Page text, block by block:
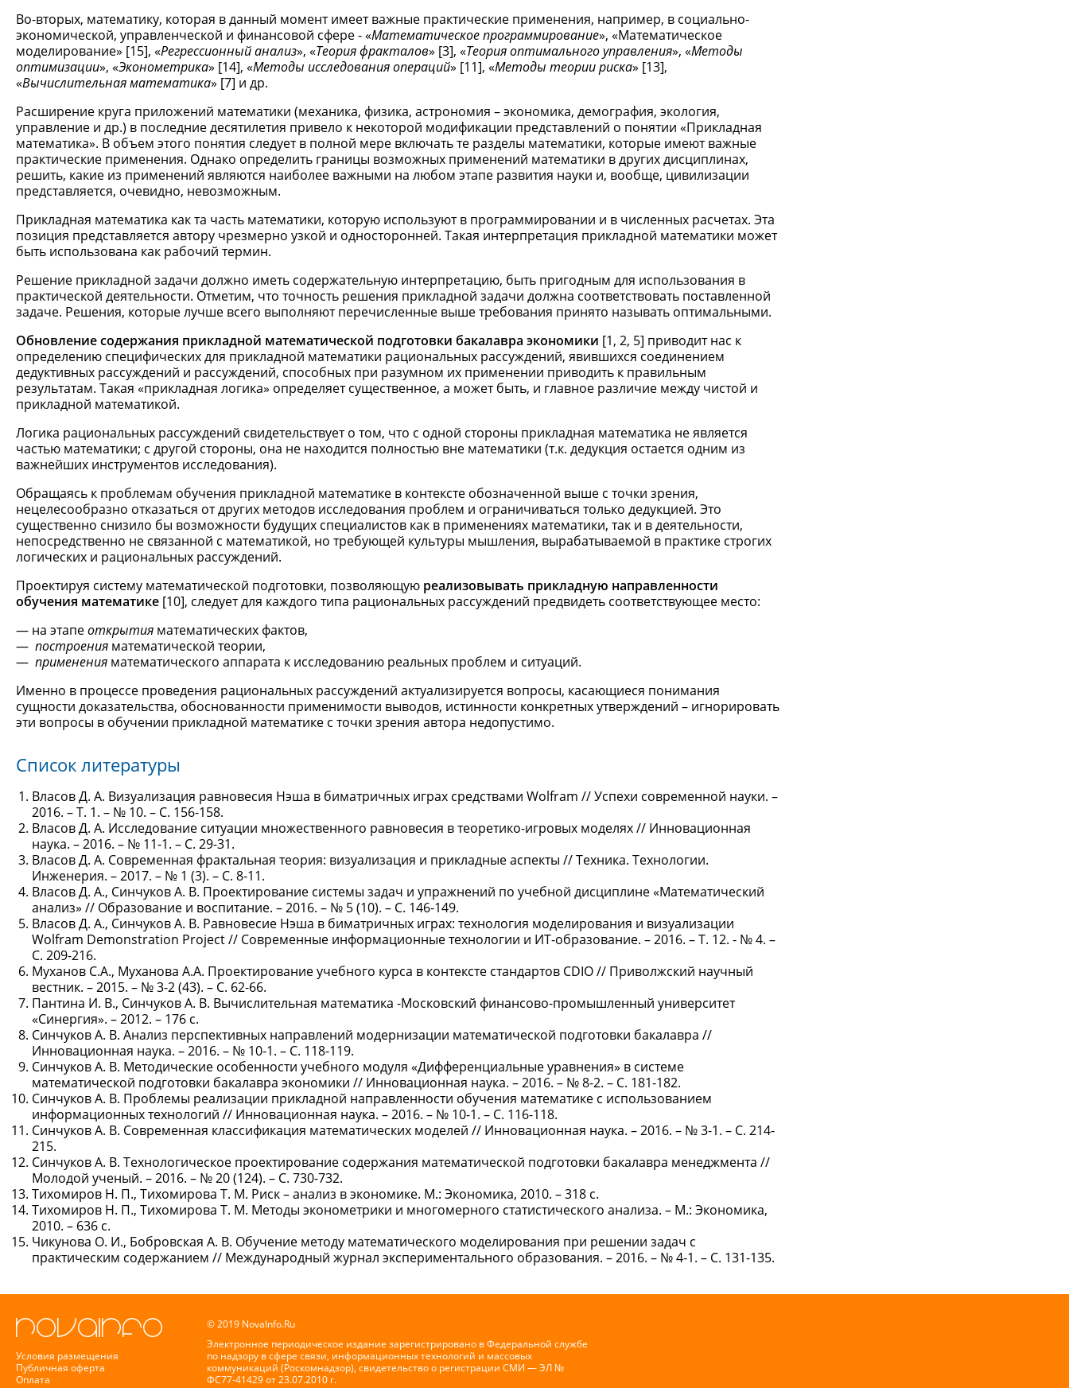
Во-вторых, математику, которая в данный момент имеет важные практические применения, например, в социально-
экономической, управленческой и финансовой сфере - «Математическое программирование», «Математическое
моделирование» [15], «Регрессионный анализ», «Теория фракталов» [3], «Теория оптимального управления», «Методы
оптимизации», «Эконометрика» [14], «Методы исследования операций» [11], «Методы теории риска» [13],
«Вычислительная математика» [7] и др.
Расширение круга приложений математики (механика, физика, астрономия – экономика, демография, экология,
управление и др.) в последние десятилетия привело к некоторой модификации представлений о понятии «Прикладная
математика». В объем этого понятия следует в полной мере включать те разделы математики, которые имеют важные
практические применения. Однако определить границы возможных применений математики в других дисциплинах,
решить, какие из применений являются наиболее важными на любом этапе развития науки и, вообще, цивилизации
представляется, очевидно, невозможным.
Прикладная математика как та часть математики, которую используют в программировании и в численных расчетах. Эта
позиция представляется автору чрезмерно узкой и односторонней. Такая интерпретация прикладной математики может
быть использована как рабочий термин.
Решение прикладной задачи должно иметь содержательную интерпретацию, быть пригодным для использования в
практической деятельности. Отметим, что точность решения прикладной задачи должна соответствовать поставленной
задаче. Решения, которые лучше всего выполняют перечисленные выше требования принято называть оптимальными.
Обновление содержания прикладной математической подготовки бакалавра экономики [1, 2, 5] приводит нас к
определению специфических для прикладной математики рациональных рассуждений, явившихся соединением
дедуктивных рассуждений и рассуждений, способных при разумном их применении приводить к правильным
результатам. Такая «прикладная логика» определяет существенное, а может быть, и главное различие между чистой и
прикладной математикой.
Логика рациональных рассуждений свидетельствует о том, что с одной стороны прикладная математика не является
частью математики; с другой стороны, она не находится полностью вне математики (т.к. дедукция остается одним из
важнейших инструментов исследования).
Обращаясь к проблемам обучения прикладной математике в контексте обозначенной выше с точки зрения,
нецелесообразно отказаться от других методов исследования проблем и ограничиваться только дедукцией. Это
существенно снизило бы возможности будущих специалистов как в применениях математики, так и в деятельности,
непосредственно не связанной с математикой, но требующей культуры мышления, вырабатываемой в практике строгих
логических и рациональных рассуждений.
Проектируя систему математической подготовки, позволяющую реализовывать прикладную направленности
обучения математике [10], следует для каждого типа рациональных рассуждений предвидеть соответствующее место:
на этапеоткрытия математических фактов,
построения математической теории,
применения математического аппарата к исследованию реальных проблем и ситуаций.
Именно в процессе проведения рациональных рассуждений актуализируется вопросы, касающиеся понимания
сущности доказательства, обоснованности применимости выводов, истинности конкретных утверждений – игнорировать
эти вопросы в обучении прикладной математике с точки зрения автора недопустимо.
Список литературы
Власов Д. А. Визуализация равновесия Нэша в биматричных играх средствами Wolfram // Успехи современной науки. –
2016. – Т. 1. – № 10. – С. 156-158.
Власов Д. А. Исследование ситуации множественного равновесия в теоретико-игровых моделях // Инновационная
наука. – 2016. – № 11-1. – С. 29-31.
Власов Д. А. Современная фрактальная теория: визуализация и прикладные аспекты // Техника. Технологии.
Инженерия. – 2017. – № 1 (3). – С. 8-11.
Власов Д. А., Синчуков А. В. Проектирование системы задач и упражнений по учебной дисциплине «Математический
анализ» // Образование и воспитание. – 2016. – № 5 (10). – С. 146-149.
Власов Д. А., Синчуков А. В. Равновесие Нэша в биматричных играх: технология моделирования и визуализации
Wolfram Demonstration Project // Современные информационные технологии и ИТ-образование. – 2016. – Т. 12. - № 4. –
С. 209-216.
Муханов С.А., Муханова А.А. Проектирование учебного курса в контексте стандартов CDIO // Приволжский научный
вестник. – 2015. – № 3-2 (43). – С. 62-66.
Пантина И. В., Синчуков А. В. Вычислительная математика -Московский финансово-промышленный университет
«Синергия». – 2012. – 176 с.
Синчуков А. В. Анализ перспективных направлений модернизации математической подготовки бакалавра //
Инновационная наука. – 2016. – № 10-1. – С. 118-119.
Синчуков А. В. Методические особенности учебного модуля «Дифференциальные уравнения» в системе
математической подготовки бакалавра экономики // Инновационная наука. – 2016. – № 8-2. – С. 181-182.
Синчуков А. В. Проблемы реализации прикладной направленности обучения математике с использованием
информационных технологий // Инновационная наука. – 2016. – № 10-1. – С. 116-118.
Синчуков А. В. Современная классификация математических моделей // Инновационная наука. – 2016. – № 3-1. – С. 214-
215.
Синчуков А. В. Технологическое проектирование содержания математической подготовки бакалавра менеджмента //
Молодой ученый. – 2016. – № 20 (124). – С. 730-732.
Тихомиров Н. П., Тихомирова Т. М. Риск – анализ в экономике. М.: Экономика, 2010. – 318 с.
Тихомиров Н. П., Тихомирова Т. М. Методы эконометрики и многомерного статистического анализа. – М.: Экономика,
2010. – 636 с.
Чикунова О. И., Бобровская А. В. Обучение методу математического моделирования при решении задач с
практическим содержанием // Международный журнал экспериментального образования. – 2016. – № 4-1. – С. 131-135.
Условия размещения
Публичная оферта
Оплата
© 2019 NovaInfo.Ru
Электронное периодическое издание зарегистрировано в Федеральной службе
по надзору в сфере связи, информационных технологий и массовых
коммуникаций (Роскомнадзор), свидетельство о регистрации СМИ — ЭЛ №
ФС77-41429 от 23.07.2010 г.